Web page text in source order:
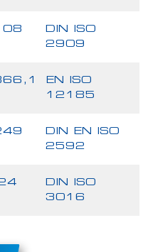
DIN ISO
2909
EN ISO
12185
DIN EN ISO
2592
DIN ISO
3016